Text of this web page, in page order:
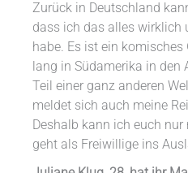
Zurück in Deutschland
dass ich das alles wirklich
habe. Es ist ein
lang in Südamerika in den
Teil einer ganz anderen
meldet sich auch meine
Deshalb kann ich euch nur
geht als Freiwillige ins